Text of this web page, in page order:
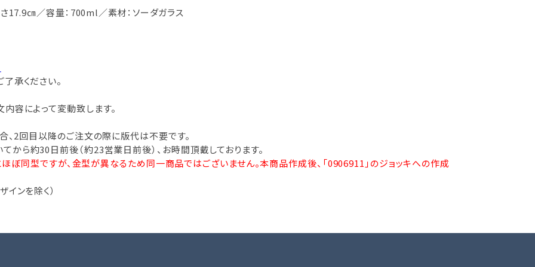
17.9㎝／容量：700ml／素材：ソーダガラス
承ください。
容によって変動致します。
、2回目以降のご注文の際に版代は不要です。
ら約30日前後（約23営業日前後）、お時間頂戴しております。
ぼ同型ですが、金型が異なるため同一商品ではございません。本商品作成後、「0906911」のジョッキへの作成
ンを除く）